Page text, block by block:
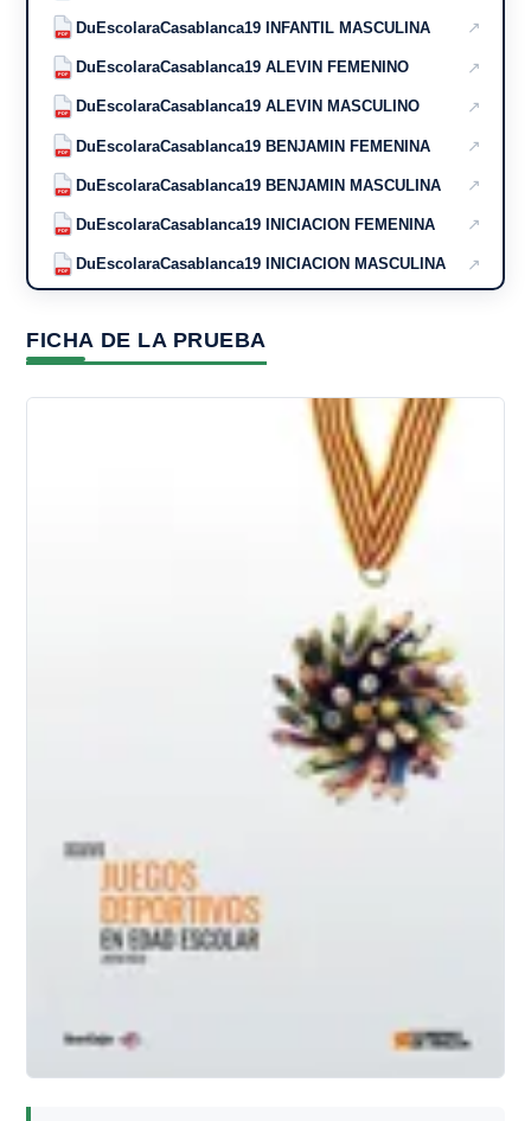
PDF DuEscolaraCasablanca19 INFANTIL MASCULINA ↗
PDF DuEscolaraCasablanca19 ALEVIN FEMENINO ↗
PDF DuEscolaraCasablanca19 ALEVIN MASCULINO ↗
PDF DuEscolaraCasablanca19 BENJAMIN FEMENINA ↗
PDF DuEscolaraCasablanca19 BENJAMIN MASCULINA ↗
PDF DuEscolaraCasablanca19 INICIACION FEMENINA ↗
PDF DuEscolaraCasablanca19 INICIACION MASCULINA ↗
FICHA DE LA PRUEBA